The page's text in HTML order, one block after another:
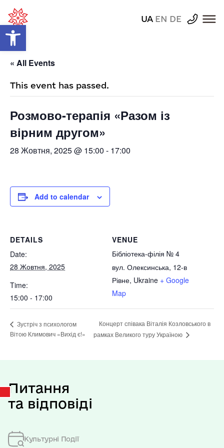
Відкрити Панель інструментів
UA EN DE
« All Events
This event has passed.
Розмово-терапія «Разом із
вірним другом»
28 Жовтня, 2025 @ 15:00 - 17:00
Add to calendar
DETAILS
Date:
28 Жовтня, 2025
Time:
15:00 - 17:00
VENUE
Бібліотека-філія № 4
вул. Олексинська, 12-в
Рівне, Ukraine + Google
Map
Зустріч з психологом
Вітою Климович «Вихід є!»
Концерт співака Віталія Козловського в
рамках Великого туру Україною
Питання
та відповіді
Культурні Події